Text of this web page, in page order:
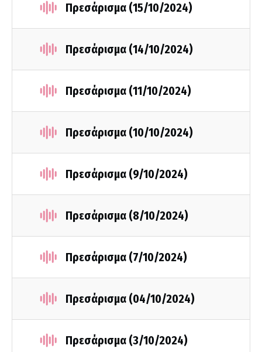
Πρεσάρισμα (15/10/2024)
Πρεσάρισμα (14/10/2024)
Πρεσάρισμα (11/10/2024)
Πρεσάρισμα (10/10/2024)
Πρεσάρισμα (9/10/2024)
Πρεσάρισμα (8/10/2024)
Πρεσάρισμα (7/10/2024)
Πρεσάρισμα (04/10/2024)
Πρεσάρισμα (3/10/2024)